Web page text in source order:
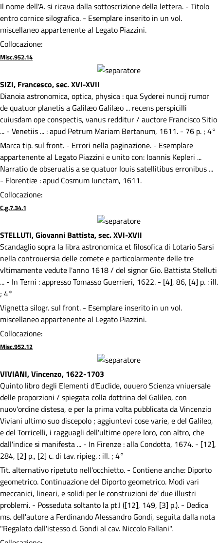
Il nome dell'A. si ricava dalla sottoscrizione della lettera. - Titolo
entro cornice silografica. - Esemplare inserito in un vol.
miscellaneo appartenente al Legato Piazzini.
Collocazione:
Misc.952.14
SIZI, Francesco, sec. XVI-XVII
Dianoia astronomica, optica, physica : qua Syderei nuncij rumor
de quatuor planetis a Galilæo Galilæo ... recens perspicilli
cuiusdam ope conspectis, vanus redditur / auctore Francisco Sitio
... - Venetiis ... : apud Petrum Mariam Bertanum, 1611. - 76 p. ; 4°
Marca tip. sul front. - Errori nella paginazione. - Esemplare
appartenente al Legato Piazzini e unito con: Ioannis Kepleri ...
Narratio de obseruatis a se quatuor Iouis satellitibus erronibus ...
- Florentiæ : apud Cosmum Iunctam, 1611.
Collocazione:
C.g.7.34.1
STELLUTI, Giovanni Battista, sec. XVI-XVII
Scandaglio sopra la libra astronomica et filosofica di Lotario Sarsi
nella controuersia delle comete e particolarmente delle tre
vltimamente vedute l'anno 1618 / del signor Gio. Battista Stelluti
... - In Terni : appresso Tomasso Guerrieri, 1622. - [4], 86, [4] p. : ill.
; 4°
Vignetta silogr. sul front. - Esemplare inserito in un vol.
miscellaneo appartenente al Legato Piazzini.
Collocazione:
Misc.952.12
VIVIANI, Vincenzo, 1622-1703
Quinto libro degli Elementi d'Euclide, ouuero Scienza vniuersale
delle proporzioni / spiegata colla dottrina del Galileo, con
nuov'ordine distesa, e per la prima volta pubblicata da Vincenzio
Viviani ultimo suo discepolo ; aggiuntevi cose varie, e del Galileo,
e del Torricelli, i ragguagli dell'ultime opere loro, con altro, che
dall'indice si manifesta ... - In Firenze : alla Condotta, 1674. - [12],
284, [2] p., [2] c. di tav. ripieg. : ill. ; 4°
Tit. alternativo ripetuto nell'occhietto. - Contiene anche: Diporto
geometrico. Continuazione del Diporto geometrico. Modi vari
meccanici, lineari, e solidi per le construzioni de' due illustri
problemi. - Posseduta soltanto la pt.I ([12], 149, [3] p.). - Dedica
ms. dell'autore a Ferdinando Alessandro Gondi, seguita dalla nota
"Regalato dall'istesso d. Gondi al cav. Niccolo Fallani".